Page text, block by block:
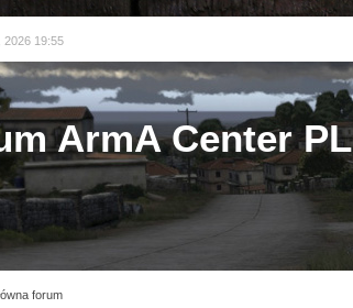
2026 19:55
ArmA Center PL
forum